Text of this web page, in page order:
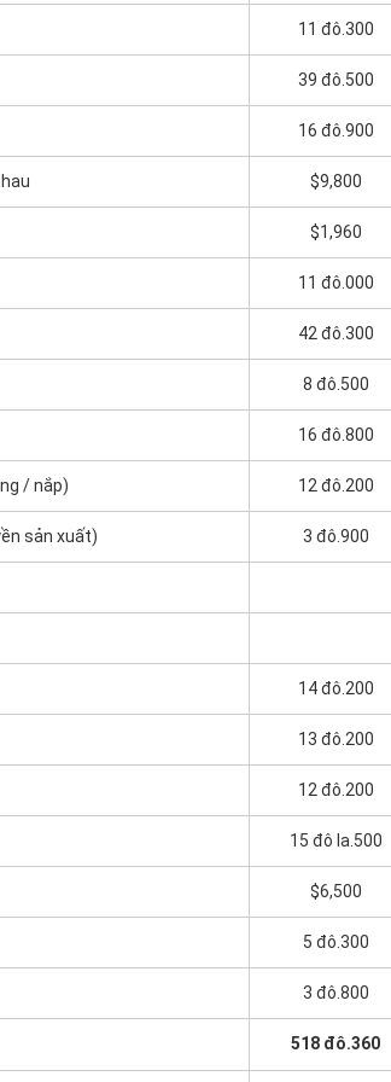
11 đô.300
39 đô.500
16 đô.900
$9,800
$1,960
11 đô.000
42 đô.300
8 đô.500
16 đô.800
/ nắp) 12 đô.200
sản xuất) 3 đô.900
14 đô.200
13 đô.200
12 đô.200
15 đô la.500
$6,500
5 đô.300
3 đô.800
518 đô.360